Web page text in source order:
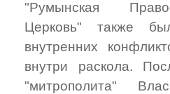
"Румынская
Церковь" также
внутренних
внутри раскола.
"митрополита"